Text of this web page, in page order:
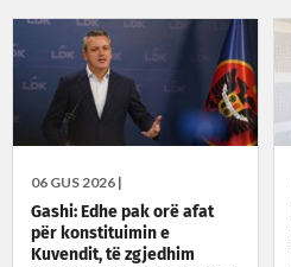
06 GUS 2026 |
Gashi: Edhe pak orë afat
për konstituimin e
Kuvendit, të zgjedhim